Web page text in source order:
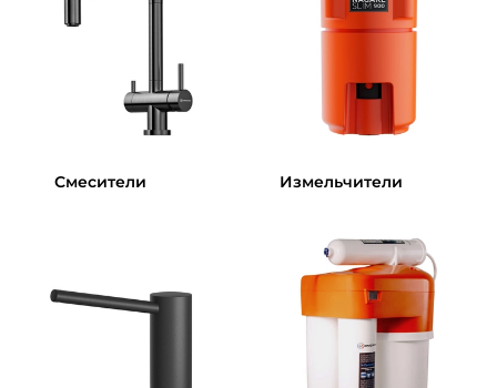
Смесители Измельчители